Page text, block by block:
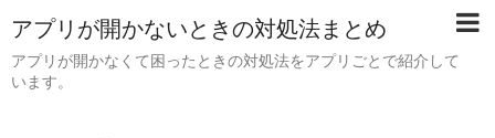
アプリが開かないときの対処法まとめ
アプリが開かなくて困ったときの対処法をアプリごとで紹介して
います。